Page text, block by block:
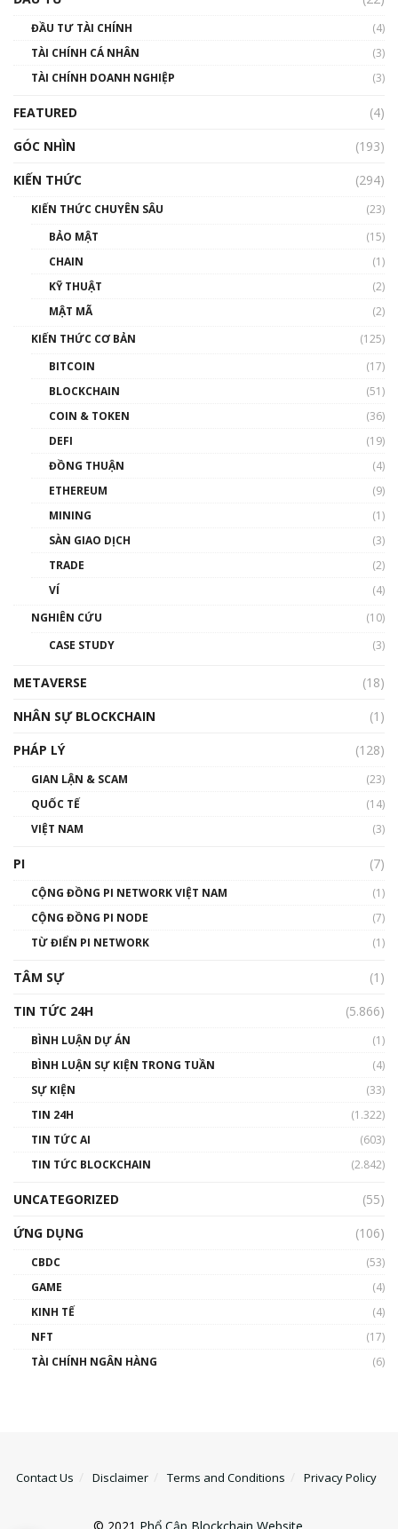
00:02:14
Nhìn lại năm 2022: Những sự kiện ảnh hưởng
đến hệ sinh thái tiền mã hoá | Phổ cập
00:43:47
như thể nào?
00:39:31
Phổ cập Blockchain
thống & Crypto qua các cuộc chiến | Phổ cập
01:32:59
gió ấm
Talkshow 14: MemeCoin – Trò đùa tỷ đô
01:29:26
ĐẦU TƯ TÀI CHÍNH
(4)
TÀI CHÍNH CÁ NHÂN
(3)
TÀI CHÍNH DOANH NGHIỆP
(3)
FEATURED
(4)
GÓC NHÌN
(193)
KIẾN THỨC
(294)
KIẾN THỨC CHUYÊN SÂU
(23)
BẢO MẬT
(15)
CHAIN
(1)
KỸ THUẬT
(2)
MẬT MÃ
(2)
KIẾN THỨC CƠ BẢN
(125)
BITCOIN
(17)
BLOCKCHAIN
(51)
COIN & TOKEN
(36)
DEFI
(19)
ĐỒNG THUẬN
(4)
ETHEREUM
(9)
MINING
(1)
SÀN GIAO DỊCH
(3)
TRADE
(2)
VÍ
(4)
NGHIÊN CỨU
(10)
CASE STUDY
(3)
METAVERSE
(18)
NHÂN SỰ BLOCKCHAIN
(1)
PHÁP LÝ
(128)
GIAN LẬN & SCAM
(23)
QUỐC TẾ
(14)
VIỆT NAM
(3)
PI (7)
CỘNG ĐỒNG PI NETWORK VIỆT NAM
(1)
CỘNG ĐỒNG PI NODE
(7)
TỪ ĐIỂN PI NETWORK
(1)
TÂM SỰ
(1)
TIN TỨC 24H
(5.866)
BÌNH LUẬN DỰ ÁN
(1)
BÌNH LUẬN SỰ KIỆN TRONG TUẦN
(4)
SỰ KIỆN
(33)
TIN 24H
(1.322)
TIN TỨC AI
(603)
TIN TỨC BLOCKCHAIN
(2.842)
UNCATEGORIZED
(55)
ỨNG DỤNG
(106)
CBDC
(53)
GAME
(4)
KINH TẾ
(4)
NFT
(17)
TÀI CHÍNH NGÂN HÀNG
(6)
Contact Us Disclaimer Terms and Conditions Privacy Policy
© 2021 Phổ Cập Blockchain Website